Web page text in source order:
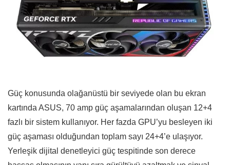
Güç konusunda olağanüstü bir seviyede olan bu ekran
kartında ASUS, 70 amp güç aşamalarından oluşan 12+4
fazlı bir sistem kullanıyor. Her fazda GPU’yu besleyen iki
güç aşaması olduğundan toplam sayı 24+4’e ulaşıyor.
Yerleşik dijital denetleyici güç tespitinde son derece